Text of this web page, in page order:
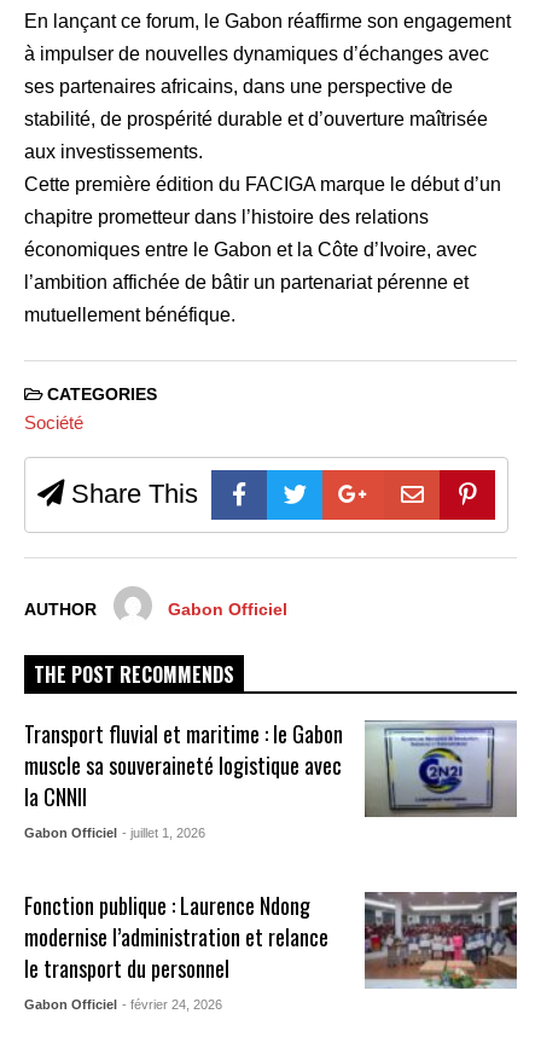
En lançant ce forum, le Gabon réaffirme son engagement
à impulser de nouvelles dynamiques d’échanges avec
ses partenaires africains, dans une perspective de
stabilité, de prospérité durable et d’ouverture maîtrisée
aux investissements.
Cette première édition du FACIGA marque le début d’un
chapitre prometteur dans l’histoire des relations
économiques entre le Gabon et la Côte d’Ivoire, avec
l’ambition affichée de bâtir un partenariat pérenne et
mutuellement bénéfique.
CATEGORIES
Société
Share This
AUTHOR Gabon Officiel
THE POST RECOMMENDS
Transport fluvial et maritime : le Gabon
muscle sa souveraineté logistique avec
la CNNII
Gabon Officiel - juillet 1, 2026
Fonction publique : Laurence Ndong
modernise l’administration et relance
le transport du personnel
Gabon Officiel - février 24, 2026